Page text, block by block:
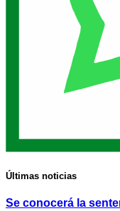
Últimas noticias
Se conocerá la